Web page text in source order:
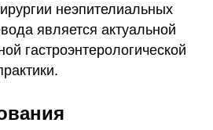
неэпителиальных
является актуальной
гастроэнтерологической